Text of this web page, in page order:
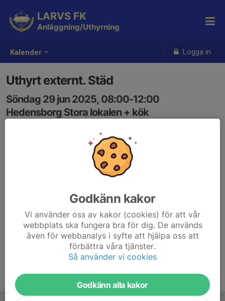
Kalender Logga in
LARVS FK
Anläggning/Uthyrning
Uthyrt externt. Städ
Söndag 29 jun 2025, 08:00-12:00
Hedensborg Stora lokalen + kök
Godkänn kakor
Vi använder oss av kakor (cookies) för att vår
webbplats ska fungera bra för dig. De används
även för webbanalys i syfte att hjälpa oss att
förbättra våra tjänster.
Så använder vi cookies
Godkänn alla kakor